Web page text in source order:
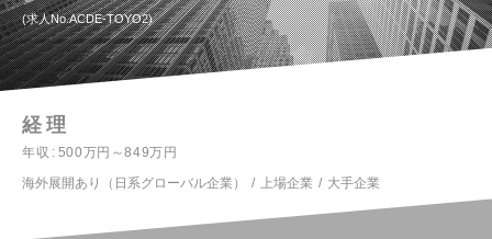
求人No.ACDE-TOYO2
経理
年収
500万円～849万円
海外展開あり（日系グローバル企業）
上場企業 大手企業